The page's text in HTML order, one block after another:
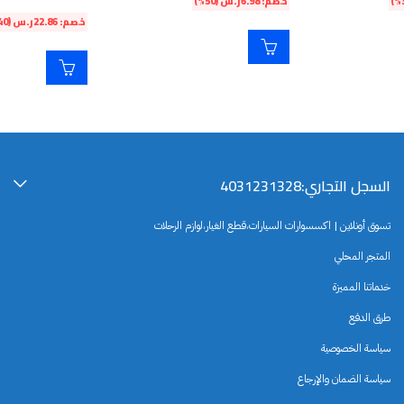
خصم:22.86ر.س(40%)
السجل التجاري:4031231328
تسوق أونلاين | اكسسوارات السيارات،قطع الغيار،لوازم الرحلات
المتجر المحلي
خدماتنا المميزة
طرق الدفع
سياسة الخصوصية
سياسة الضمان والإرجاع